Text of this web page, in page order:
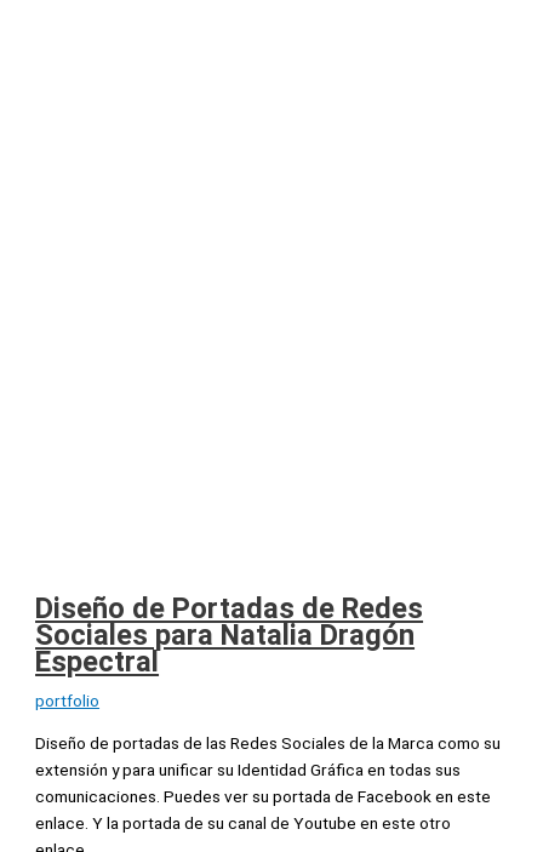
Diseño de Portadas de Redes
Sociales para Natalia Dragón
Espectral
portfolio
Diseño de portadas de las Redes Sociales de la Marca como su
extensión y para unificar su Identidad Gráfica en todas sus
comunicaciones. Puedes ver su portada de Facebook en este
enlace. Y la portada de su canal de Youtube en este otro